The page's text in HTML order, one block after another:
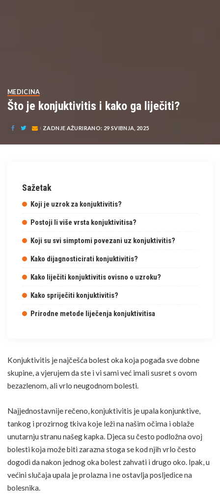
MEDICINA
Što je konjuktivitis i kako ga liječiti?
ZADNJE AŽURIRANO: 29 SVIBNJA, 2025
Sažetak
Koji je uzrok za konjuktivitis?
Postoji li više vrsta konjuktivitisa?
Koji su svi simptomi povezani uz konjuktivitis?
Kako dijagnosticirati konjuktivitis?
Kako liječiti konjuktivitis ovisno o uzroku?
Kako spriječiti konjuktivitis?
Prirodne metode liječenja konjuktivitisa
Konjuktivitis je najčešća bolest oka koja pogađa sve dobne
skupine, a vjerujem da ste i vi sami već imali susret s ovom
bezazlenom, ali vrlo neugodnom bolesti.
Najjednostavnije rečeno, konjuktivitis je upala konjunktive,
tankog i prozirnog tkiva koje leži na našim očima i oblaže
unutarnju stranu našeg kapka. Djeca su često podložna ovoj
bolesti koja može biti zarazna stoga se kod njih vrlo često
dogodi da nakon jednog oka bolest zahvati i drugo oko. Ipak, u
većini slučaja upala je prolazna i ne ostavlja posljedice na
bolesnika.